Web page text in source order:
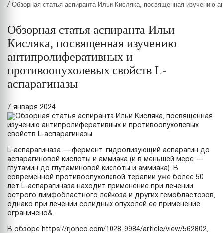
/ Обзорная статья аспиранта Ильи Кисляка, посвященная изучению
Обзорная статья аспиранта Ильи
Кисляка, посвященная изучению
антипролиферативных и
противоопухолевых свойств L-
аспарагиназы
7 января 2024
L-аспарагиназа — фермент, гидролизующий аспарагин до
аспарагиновой кислоты и аммиака (и в меньшей мере —
глутамин до глутаминовой кислоты и аммиака). В
современной противоопухолевой терапии уже более 50
лет L-аспарагиназа находит применение при лечении
острого лимфобластного лейкоза и других гемобластозов,
однако при лечении солидных опухолей ее применение
ограничено&
В обзоре https://rjonco.com/1028-9984/article/view/562802,